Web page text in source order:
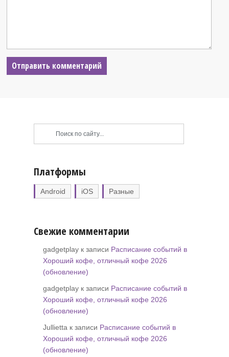
Платформы
Android iOS Разные
Свежие комментарии
gadgetplay к записи Расписание событий в
Хороший кофе, отличный кофе 2026
(обновление)
gadgetplay к записи Расписание событий в
Хороший кофе, отличный кофе 2026
(обновление)
Jullietta к записи Расписание событий в
Хороший кофе, отличный кофе 2026
(обновление)